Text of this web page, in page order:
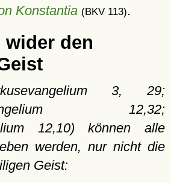
Konstantia (BKV 113).
wider den
3, 29;
12,32;
12,10) können alle
werden, nur nicht die
Geist: